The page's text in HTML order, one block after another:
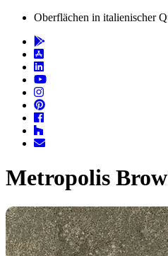
Oberflächen in italienischer
Metropolis